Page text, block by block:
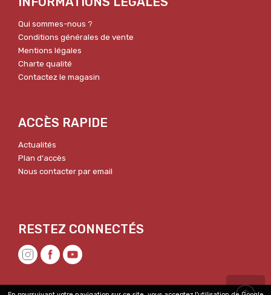
Qui sommes-nous ?
Conditions générales de vente
Mentions légales
Charte qualité
Contactez le magasin
ACCÈS RAPIDE
Actualités
Plan d'accès
Nous contacter par email